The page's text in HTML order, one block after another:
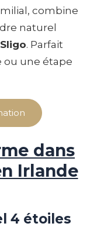
combine
naturel
Sligo. Parfait
ou une étape
dans
Irlande
4 étoiles